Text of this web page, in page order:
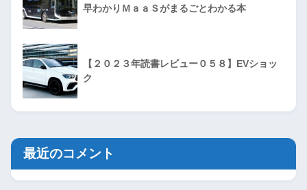
早わかりＭａａＳがまるごとわかる本
【２０２３年読書レビュー０５８】EVショッ
ク
最近のコメント